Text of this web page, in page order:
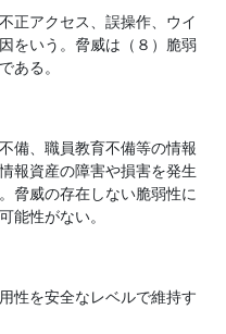
正アクセス、誤操作、ウイ
をいう。脅威は（８）脆弱
ある。
備、職員教育不備等の情報
報資産の障害や損害を発生
脅威の存在しない脆弱性に
能性がない。
性を安全なレベルで維持す